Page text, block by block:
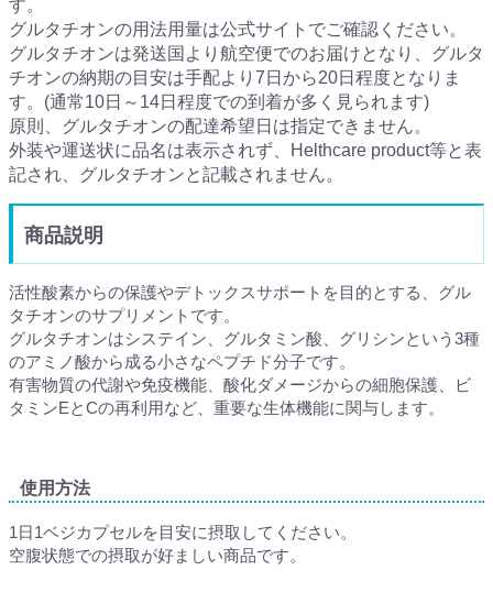
す。
グルタチオンの用法用量は公式サイトでご確認ください。
グルタチオンは発送国より航空便でのお届けとなり、グルタ
チオンの納期の目安は手配より7日から20日程度となりま
す。(通常10日～14日程度での到着が多く見られます)
原則、グルタチオンの配達希望日は指定できません。
外装や運送状に品名は表示されず、Helthcare product等と表
記され、グルタチオンと記載されません。
商品説明
活性酸素からの保護やデトックスサポートを目的とする、グル
タチオンのサプリメントです。
グルタチオンはシステイン、グルタミン酸、グリシンという3種
のアミノ酸から成る小さなペプチド分子です。
有害物質の代謝や免疫機能、酸化ダメージからの細胞保護、ビ
タミンEとCの再利用など、重要な生体機能に関与します。
使用方法
1日1ベジカプセルを目安に摂取してください。
空腹状態での摂取が好ましい商品です。